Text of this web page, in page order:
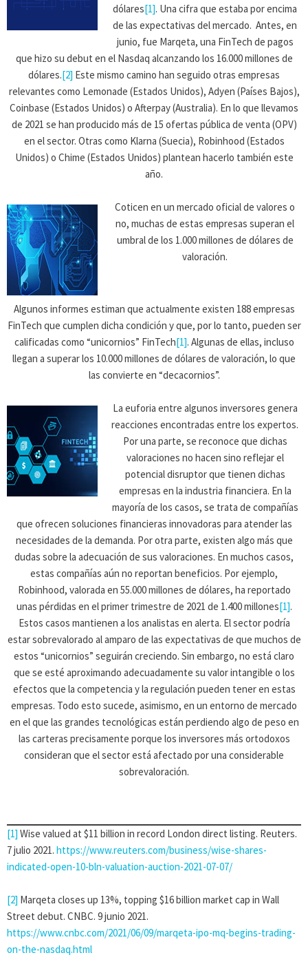
dólares[1]. Una cifra que estaba por encima
de las expectativas del mercado. Antes, en
junio, fue Marqeta, una FinTech de pagos
que hizo su debut en el Nasdaq alcanzando los 16.000 millones de
dólares.[2] Este mismo camino han seguido otras empresas
relevantes como Lemonade (Estados Unidos), Adyen (Países Bajos),
Coinbase (Estados Unidos) o Afterpay (Australia). En lo que llevamos
de 2021 se han producido más de 15 ofertas pública de venta (OPV)
en el sector. Otras como Klarna (Suecia), Robinhood (Estados
Unidos) o Chime (Estados Unidos) plantean hacerlo también este
año.
Coticen en un mercado oficial de valores o
no, muchas de estas empresas superan el
umbral de los 1.000 millones de dólares de
valoración.
Algunos informes estiman que actualmente existen 188 empresas
FinTech que cumplen dicha condición y que, por lo tanto, pueden ser
calificadas como “unicornios” FinTech[1]. Algunas de ellas, incluso
llegan a superar los 10.000 millones de dólares de valoración, lo que
las convierte en “decacornios”.
La euforia entre algunos inversores genera
reacciones encontradas entre los expertos.
Por una parte, se reconoce que dichas
valoraciones no hacen sino reflejar el
potencial disruptor que tienen dichas
empresas en la industria financiera. En la
mayoría de los casos, se trata de compañías
que ofrecen soluciones financieras innovadoras para atender las
necesidades de la demanda. Por otra parte, existen algo más que
dudas sobre la adecuación de sus valoraciones. En muchos casos,
estas compañías aún no reportan beneficios. Por ejemplo,
Robinhood, valorada en 55.000 millones de dólares, ha reportado
unas pérdidas en el primer trimestre de 2021 de 1.400 millones[1].
Estos casos mantienen a los analistas en alerta. El sector podría
estar sobrevalorado al amparo de las expectativas de que muchos de
estos “unicornios” seguirán creciendo. Sin embargo, no está claro
que se esté aproximando adecuadamente su valor intangible o los
efectos que la competencia y la regulación pueden tener en estas
empresas. Todo esto sucede, asimismo, en un entorno de mercado
en el que las grandes tecnológicas están perdiendo algo de peso en
las carteras precisamente porque los inversores más ortodoxos
consideran que el sector está afectado por una considerable
sobrevaloración.
[1] Wise valued at $11 billion in record London direct listing. Reuters.
7 julio 2021. https://www.reuters.com/business/wise-shares-
indicated-open-10-bln-valuation-auction-2021-07-07/
[2] Marqeta closes up 13%, topping $16 billion market cap in Wall
Street debut. CNBC. 9 junio 2021.
https://www.cnbc.com/2021/06/09/marqeta-ipo-mq-begins-trading-
on-the-nasdaq.html